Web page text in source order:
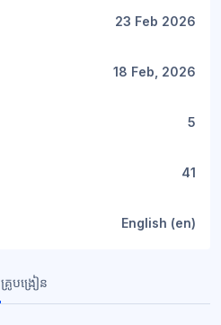
23 Feb 2026
18 Feb, 2026
5
41
English ‎(en)‎
គ្រូបង្រៀន